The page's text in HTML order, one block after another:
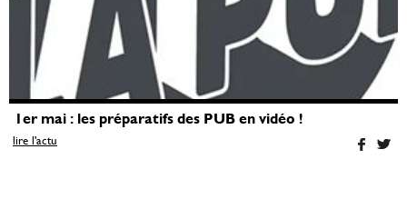
1er mai : les préparatifs des PUB en vidéo !
lire l'actu